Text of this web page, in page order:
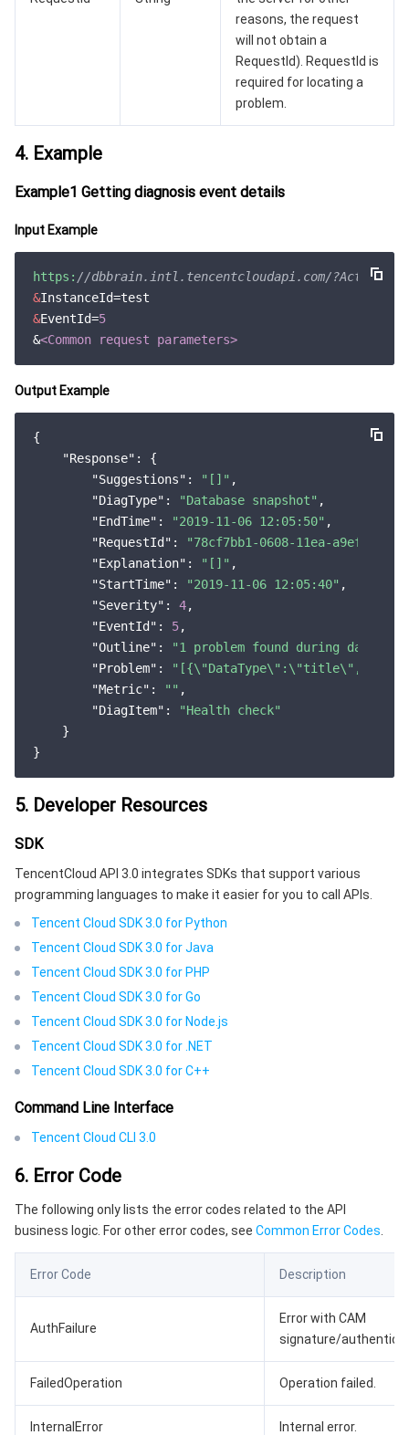
资源中心
认证信息
政策与规范
第三方
服务计划
腾讯云培训认证
合作伙伴支持计划
reasons, the request
will not obtain a
RequestId). RequestId is
required for locating a
problem.
4. Example
Example1 Getting diagnosis event details
Input Example
https: //dbbrain.intl.tencentcloudapi.com/
&
&EventId=5
&<Common request parameters>
Output Example
{
"Response" : {
"Suggestions" : "[]" ,
"DiagType" : "Database snapshot" ,
"EndTime" : "2019-11-06 12:05:50" ,
"RequestId" :
"78cf7bb1-0608-11ea-a9ef-
"Explanation" : "[]" ,
"StartTime" : "2019-11-06 12:05:40" ,
"Severity" : 4,
"EventId" : 5,
"Outline" :
"1 problem found during
"Problem" :
"Metric" : "" ,
"DiagItem" :
"Health check"
    }
5. Developer Resources
SDK
TencentCloud API 3.0 integrates SDKs that support various
programming languages to make it easier for you to call APIs.
Tencent Cloud SDK 3.0 for Python
Tencent Cloud SDK 3.0 for Java
Tencent Cloud SDK 3.0 for PHP
Tencent Cloud SDK 3.0 for Go
Tencent Cloud SDK 3.0 for Node.js
Tencent Cloud SDK 3.0 for .NET
Tencent Cloud SDK 3.0 for C++
Command Line Interface
Tencent Cloud CLI 3.0
6. Error Code
The following only lists the error codes related to the API
business logic. For other error codes, see Common Error Codes
Error Code Description
AuthFailure
Error with CAM
signature/
FailedOperation Operation failed.
InternalError Internal error.